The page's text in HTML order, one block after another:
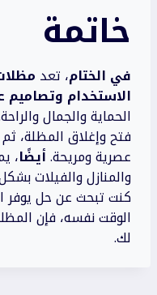
خاتمة
في الختام، تعد
الاستخدام وتصاميم
الحماية والجمال
فتح وإغلاق المظلة،
عصرية ومريحة.أيضًا،
والمنازل والفيلات
كنت تبحث عن حل يوفر
الوقت نفسه، فإن
لك.